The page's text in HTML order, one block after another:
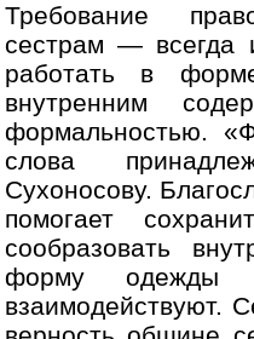
Требование
сестрам — всегда
работать в
внутренним
формальностью.
слова
Сухоносову.
помогает
сообразовать
форму одежды
взаимодействуют.